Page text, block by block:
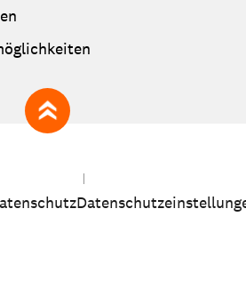
zum Seitenanfang